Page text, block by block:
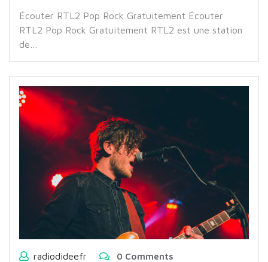
Écouter RTL2 Pop Rock Gratuitement Écouter
RTL2 Pop Rock Gratuitement RTL2 est une station
de…
radiodideefr 0 Comments